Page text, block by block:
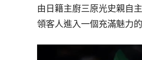
由日籍主廚三原光史親自
領客人進入一個充滿魅力